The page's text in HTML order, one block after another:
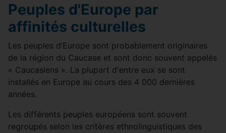
Peuples d'Europe par
affinités culturelles
Les peuples d’Europe sont probablement originaires
de la région du Caucase et sont donc souvent appelés
« Caucasiens ». La plupart d'entre eux se sont
installés en Europe au cours des 4 000 dernières
années.
Les différents peuples européens sont souvent
regroupés selon les critères ethnolinguistiques des